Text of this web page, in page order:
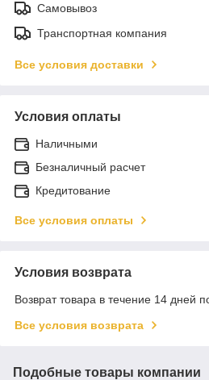
Самовывоз
Транспортная компания
Все условия доставки
Условия оплаты
Наличными
Безналичный расчет
Кредитование
Все условия оплаты
Условия возврата
Возврат товара в течение 14 дней
Все условия возврата
Подобные товары компании